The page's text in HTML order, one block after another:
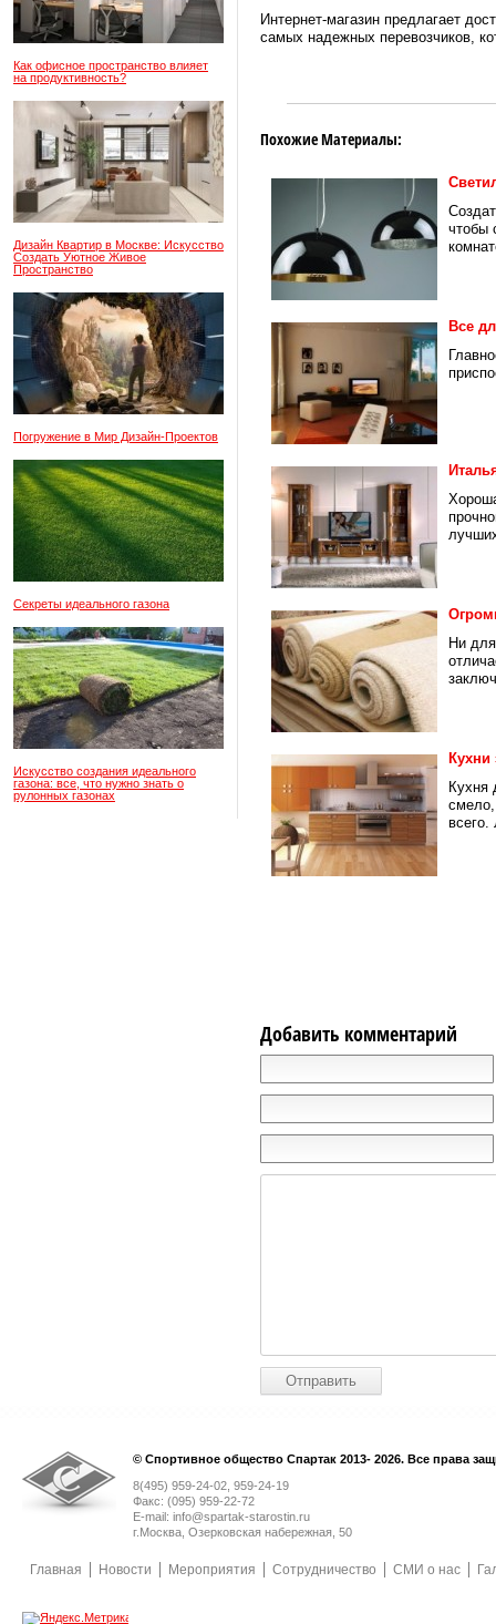
Как офисное пространство влияет
на продуктивность?
Дизайн Квартир в Москве: Искусство
Создать Уютное Живое
Пространство
Погружение в Мир Дизайн-Проектов
Секреты идеального газона
Искусство создания идеального
газона: все, что нужно знать о
рулонных газонах
Интернет-магазин предлагает
самых надежных перевозчиков,
Похожие Материалы:
чтобы
Все
Ни
Кухни
Кухня
Добавить комментарий
© Спортивное общество Спартак 2013- 2026. Все права
8(495) 959-24-02, 959-24-19
Факс: (095) 959-22-72
E-mail: info@spartak-starostin.ru
г.Москва, Озерковская набережная, 50
Главная Новости Мероприятия Сотрудничество СМИ о нас